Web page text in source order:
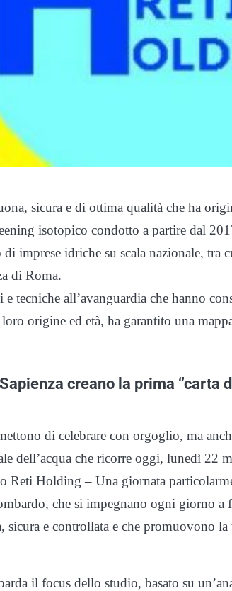
sicura e di ottima qualità che ha
isotopico condotto a partire dal
imprese idriche su scala nazionale,
di Roma.
e tecniche all’avanguardia che hanno
origine ed età, ha garantito una
creano la prima ‘’carta
di celebrare con orgoglio, ma
dell’acqua che ricorre oggi, lunedì 22
Reti Holding – Una giornata
che si impegnano ogni giorno
sicura e controllata e che promuovono
il focus dello studio, basato su